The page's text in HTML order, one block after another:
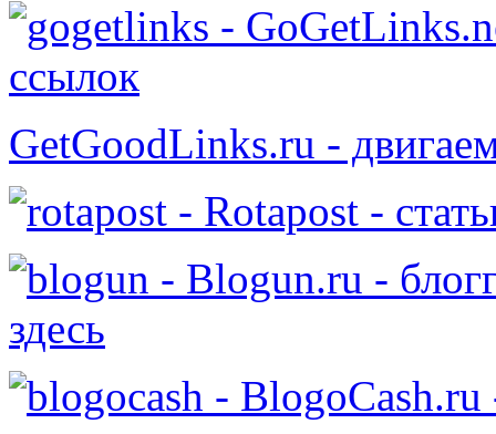
-
ссылок
GetGoodLinks.ru -
- Rotapost -
- Blogun.ru -
здесь
- BlogoCash.ru